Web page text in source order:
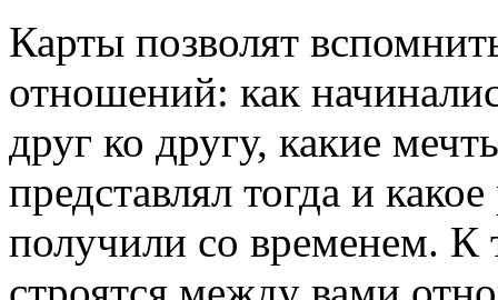
Карты позволят
отношений: как
друг ко другу, какие
представлял тогда и
получили со временем. К